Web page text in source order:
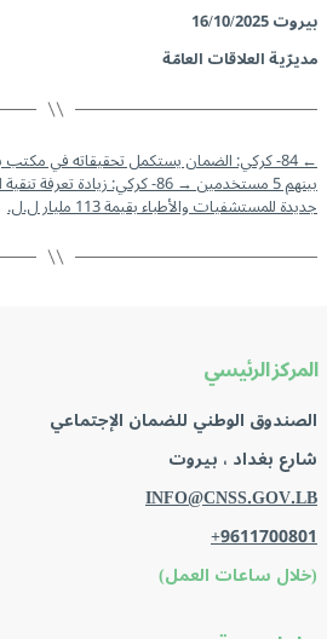
بيروت16/10/2025
مديرّية العلاقات العامّة
←
بينهم 5 مستخدمين → 86- كركي: زيادة تعرفة
جديدة للمستشفيات والأطباء بقيمة 113 مليار ل.ل.
المركز الرئيسي
الصندوق الوطني للضمان الإجتماعي
شارع بغداد ، بيروت
INFO@CNSS.GOV.LB
+9611700801
(خلال ساعات العمل)